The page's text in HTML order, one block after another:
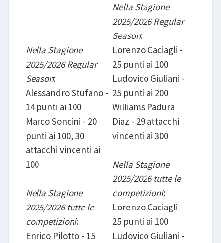
Nella Stagione
2025/2026 Regular
Season:
Alessandro Stufano -
14 punti ai 100
Marco Soncini - 20
punti ai 100, 30
attacchi vincenti ai
100
Nella Stagione
2025/2026 tutte le
competizioni:
Enrico Pilotto - 15
Nella Stagione
2025/2026 Regular
Season:
Lorenzo Caciagli -
25 punti ai 100
Ludovico Giuliani -
25 punti ai 200
Williams Padura
Diaz - 29 attacchi
vincenti ai 300
Nella Stagione
2025/2026 tutte le
competizioni:
Lorenzo Caciagli -
25 punti ai 100
Ludovico Giuliani -